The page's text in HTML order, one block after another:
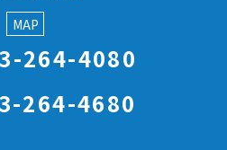
MAP
264-4080
264-4680